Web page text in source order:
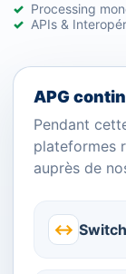
Processing
APIs &
APG
Pendant
plateformes
auprès de
↔